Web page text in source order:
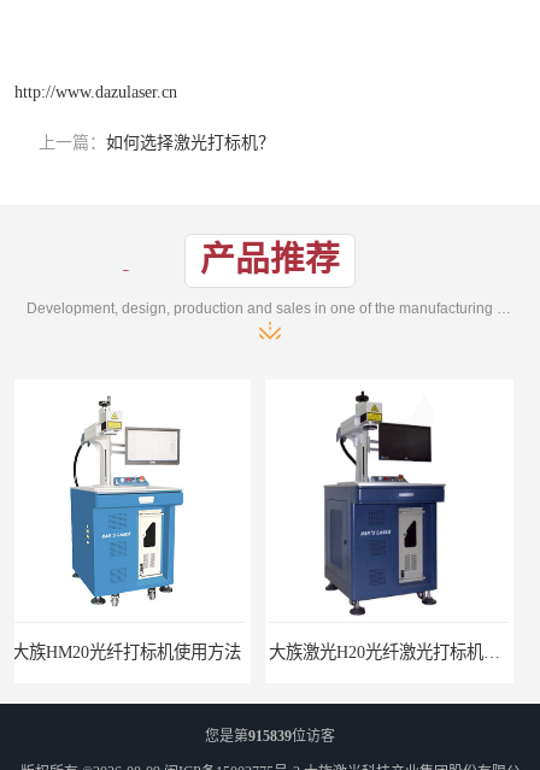
http://www.dazulaser.cn
上一篇： 如何选择激光打标机？
产品推荐
Development, design, production and sales in one of the manufacturing enterprises
标机使用方法 大族激光H20光纤激光打标机价格
您是第915839位访客